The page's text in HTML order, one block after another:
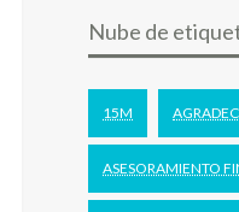
Nube de
15M
ASESORAMIENTO